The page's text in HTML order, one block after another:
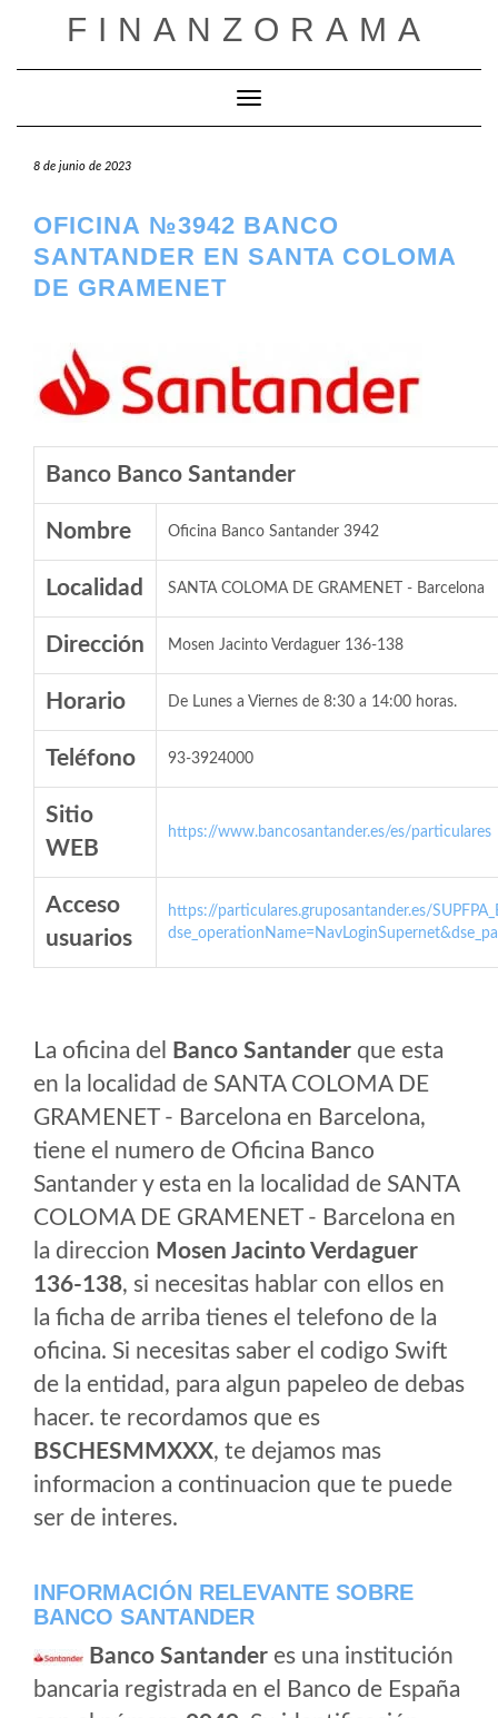
FINANZORAMA
Cambiar modo de navegación
8 de junio de 2023
OFICINA №3942 BANCO
SANTANDER EN SANTA COLOMA
DE GRAMENET
Banco Banco Santander
Nombre Oficina Banco Santander 3942
Localidad SANTA COLOMA DE GRAMENET - Barcelona
Dirección Mosen Jacinto Verdaguer 136-138
Horario De Lunes a Viernes de 8:30 a 14:00 horas.
Teléfono 93-3924000
Sitio
WEB
https://www.bancosantander.es/es/particulares
Acceso
usuarios
https://particulares.gruposantander.es/
La oficina del Banco Santander que esta
en la localidad de SANTA COLOMA DE
GRAMENET - Barcelona en Barcelona,
tiene el numero de Oficina Banco
Santander y esta en la localidad de SANTA
COLOMA DE GRAMENET - Barcelona en
la direccion Mosen Jacinto Verdaguer
136-138, si necesitas hablar con ellos en
la ficha de arriba tienes el telefono de la
oficina. Si necesitas saber el codigo Swift
de la entidad, para algun papeleo de debas
hacer. te recordamos que es
BSCHESMMXXX, te dejamos mas
informacion a continuacion que te puede
ser de interes.
INFORMACIÓN RELEVANTE SOBRE
BANCO SANTANDER
Banco Santander es una institución
bancaria registrada en el Banco de España